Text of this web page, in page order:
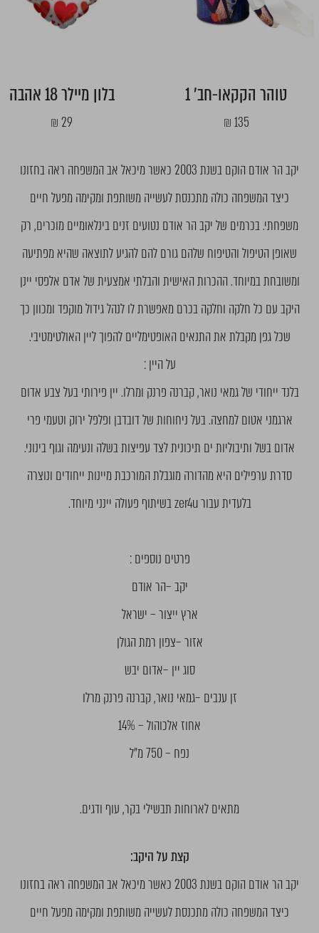
טוהר הקקאו-חב' 1
מחיר
135 ₪
בלון מיילר 18 אהבה
מחיר
29 ₪
יקב הר אודם הוקם בשנת 2003 כאשר מיכאל אב המשפחה ראה בחזונו
כיצד המשפחה כולה מתכנסת לעשייה משותפת ומקימה מפעל חיים
משפחתי. בכרמים של יקב הר אודם נטועים זנים בינלאומיים מוכרים, רק
שאופן הטיפול והטיפוח שלהם גורם להם להגיע לתוצאה שהיא מפתיעה
ומשובחת במיוחד. ההכרות האישית והבלתי אמצעית של אדם אלפסי יינן
היקב עם כל חלקה וחלקה בכרם מאפשרת לו לנהל גידול מוקפד ומכוון כך
שכל גפן מקבלת את התנאים האופטימליים להפוך ליין האולטימטיבי.
על היין :
בלנד ייחודי של גמאי נואר, קברנה פרנק ומרלו. יין פירותי בעל צבע אדום
ארגמני אטום למחצה. בעל ניחוחות של דובדבן ופלפל ירוק וטעמי פרי
אדום בשל ותיבוליות ים תיכונית לצד עפיצות בשלה ונעימה וגוף בינוני.
סדרת ערפילים היא מהדורה מוגבלת המורכבת מיינות ייחודים ונוצרה
בלעדית עבור zer4u בשיתוף פעולה יינני מיוחד.
פרטים נוספים :
יקב –הר אודם
ארץ ייצור – ישראל
אזור –צפון רמת הגולן
סוג יין –אדום יבש
זן ענבים –גמאי נואר, קברנה פרנק מרלו
אחוז אלכוהול – 14%
נפח – 750 מ"ל
מתאים לארוחות תבשילי בקר, עוף ודגים.
קצת על היקב:
יקב הר אודם הוקם בשנת 2003 כאשר מיכאל אב המשפחה ראה בחזונו
כיצד המשפחה כולה מתכנסת לעשייה משותפת ומקימה מפעל חיים